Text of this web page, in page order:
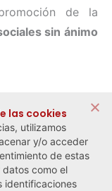
de la
sin ánimo
siguiente →
las cookies
utilizamos
y/o acceder
de estas
como el
identificaciones